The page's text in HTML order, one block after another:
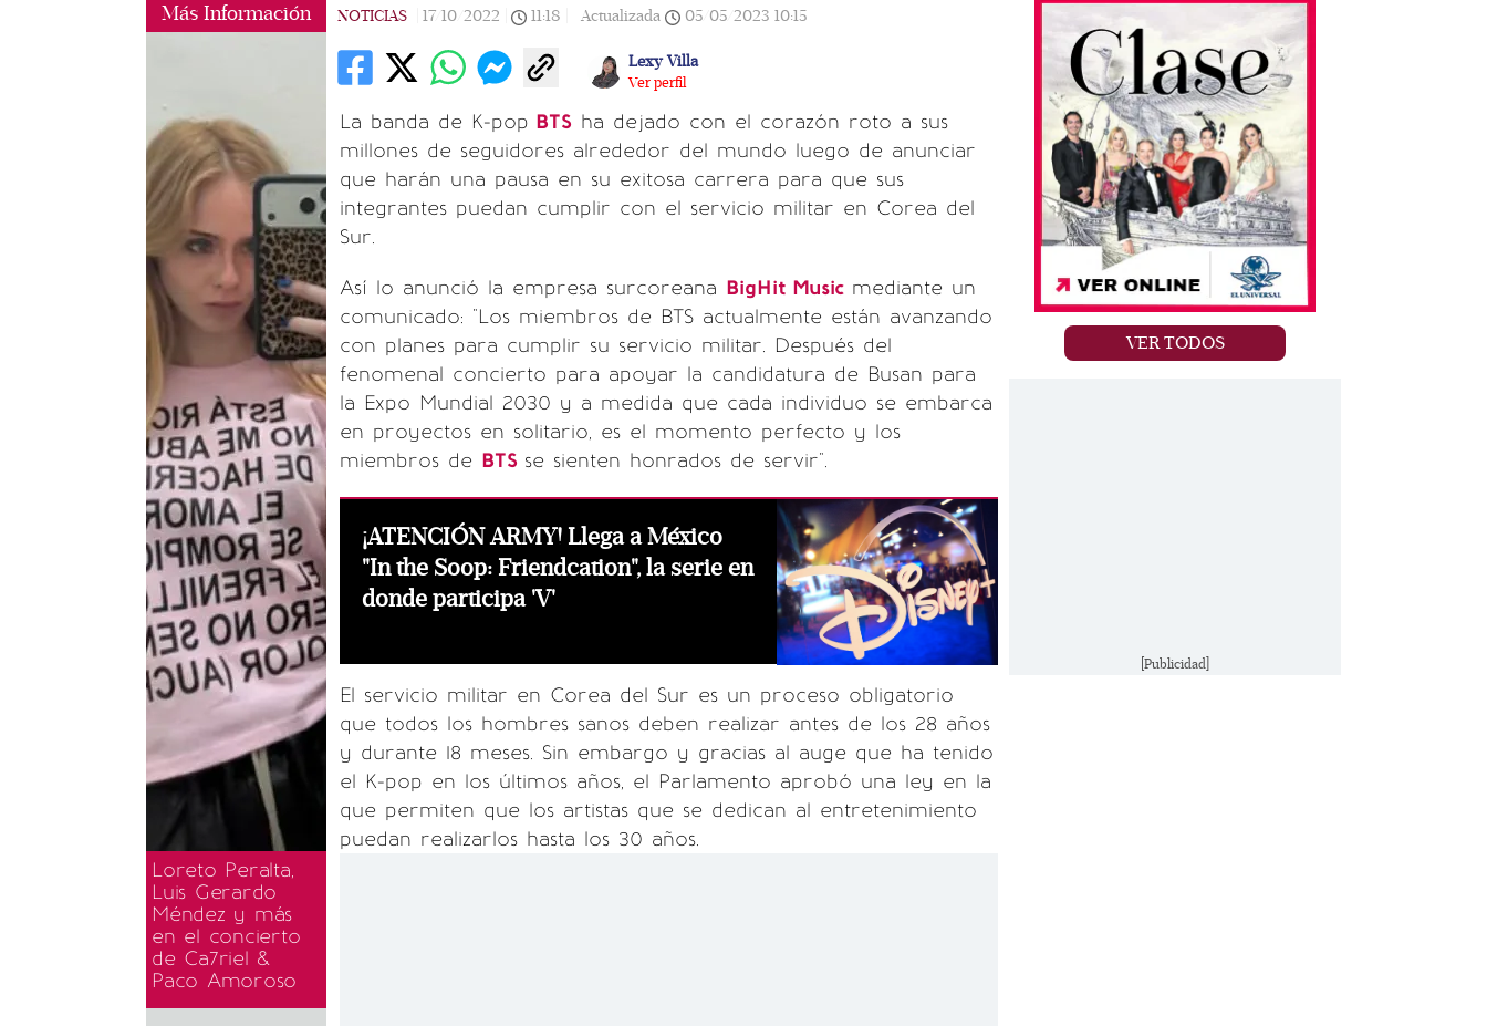
Más Información
Loreto Peralta,
Luis Gerardo
Méndez y más
en el concierto
de Ca7riel &
Paco Amoroso
NOTICIAS 17/10/2022 11:18 Actualizada 05/05/2023 10:15
Lexy Villa
Ver perfil
La banda de K-pop BTS ha dejado con el corazón roto a sus
millones de seguidores alrededor del mundo luego de anunciar
que harán una pausa en su exitosa carrera para que sus
integrantes puedan cumplir con el servicio militar en Corea del
Sur.
Así lo anunció la empresa surcoreana BigHit Music mediante un
comunicado: "Los miembros de BTS actualmente están avanzando
con planes para cumplir su servicio militar. Después del
fenomenal concierto para apoyar la candidatura de Busan para
la Expo Mundial 2030 y a medida que cada individuo se embarca
en proyectos en solitario, es el momento perfecto y los
miembros de BTS se sienten honrados de servir".
¡ATENCIÓN ARMY! Llega a México
"In the Soop: Friendcation", la serie en
donde participa 'V'
El servicio militar en Corea del Sur es un proceso obligatorio
que todos los hombres sanos deben realizar antes de los 28 años
y durante 18 meses. Sin embargo y gracias al auge que ha tenido
el K-pop en los últimos años, el Parlamento aprobó una ley en la
que permiten que los artistas que se dedican al entretenimiento
puedan realizarlos hasta los 30 años.
VER TODOS
[Publicidad]